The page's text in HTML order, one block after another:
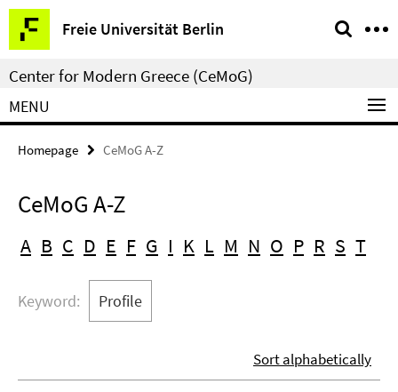
Springe
direkt
zu
Inhalt
Freie Universität Berlin
Service
Navigation
Center for Modern Greece (CeMoG)
MENU
Homepage CeMoG A-Z
CeMoG A-Z
A B C D E F G I K L M N O P R S T
Keyword: Profile
Sort alphabetically